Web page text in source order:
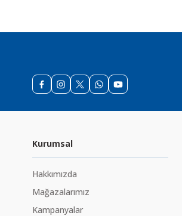
Kurumsal
Hakkımızda
Mağazalarımız
Kampanyalar